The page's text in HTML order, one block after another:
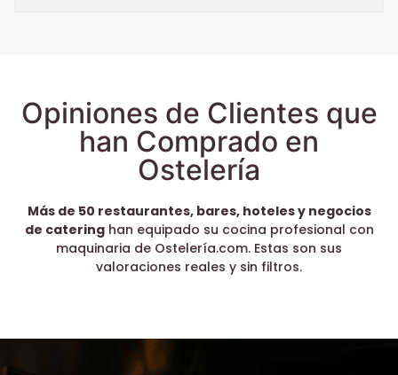
Opiniones de Clientes que
han Comprado en
Ostelería
Más de 50 restaurantes, bares, hoteles y negocios
de cateringhan equipado su cocina profesional con
maquinaria de Ostelería.com. Estas son sus
valoraciones reales y sin filtros.